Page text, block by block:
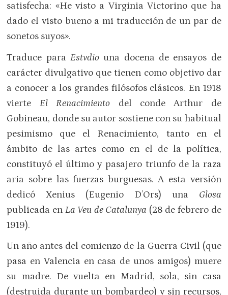
satisfecha: «He visto a Virginia Victorino que ha
dado el visto bueno a mi traducción de un par de
sonetos suyos».
Traduce paraEstvdio una docena de ensayos de
carácter divulgativo que tienen como objetivo dar
a conocer a los grandes filósofos clásicos. En 1918
vierte El Renacimiento del conde Arthur de
Gobineau, donde su autor sostiene con su habitual
pesimismo que el Renacimiento, tanto en el
ámbito de las artes como en el de la política,
constituyó el último y pasajero triunfo de la raza
aria sobre las fuerzas burguesas. A esta versión
dedicó Xenius (Eugenio D’Ors) una Glosa
publicada en La Veu de Catalunya (28 de febrero de
1919).
Un año antes del comienzo de la Guerra Civil (que
pasa en Valencia en casa de unos amigos) muere
su madre. De vuelta en Madrid, sola, sin casa
(destruida durante un bombardeo) y sin recursos,